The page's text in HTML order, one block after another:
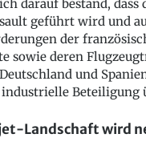
darauf bestand, dass
geführt wird und
der
sowie deren
und
Beteiligung
Landschaft wird